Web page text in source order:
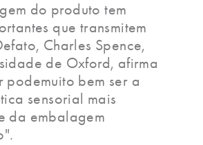
do produto tem
que transmitem
Charles Spence,
de Oxford, afirma
podemuito bem ser a
sensorial mais
da embalagem